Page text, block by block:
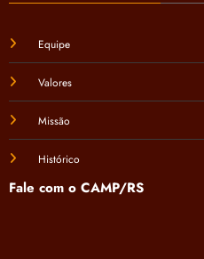
Equipe
Valores
Missão
Histórico
Fale com o CAMP/RS